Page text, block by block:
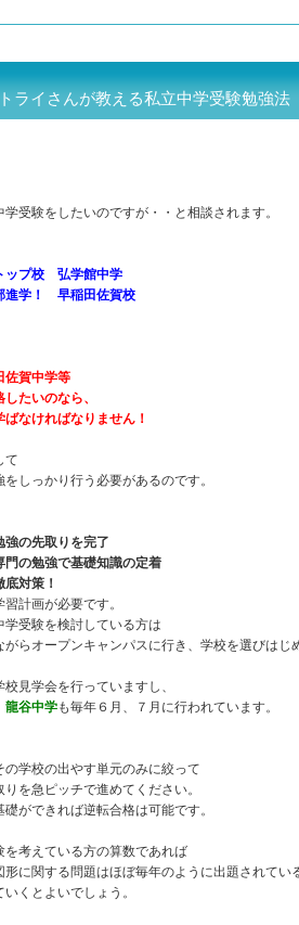
ライさんが教える私立中学受験勉強法
受験をしたいのですが・・と相談されます。
ップ校 弘学館中学
進学！ 早稲田佐賀校
佐賀中学等
たいのなら、
なければなりません！
て
しっかり行う必要があるのです。
の先取りを完了
の勉強で基礎知識の定着
対策！
計画が必要です。
学受験を検討している方は
がらオープンキャンパスに行き、学校を選びはじ
見学会を行っていますし、
龍谷中学も毎年６月、７月に行われています。
学校の出やす単元のみに絞って
を急ピッチで進めてください。
ができれば逆転合格は可能です。
を考えている方の算数であれば
に関する問題はほぼ毎年のように出題されてい
くとよいでしょう。